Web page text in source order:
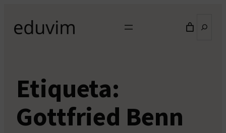
contenido
Etiqueta:
Gottfried Benn